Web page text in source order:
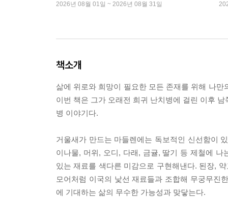
2026년 08월 01일 ~ 2026년 08월 31일
책소개
삶에 위로와 희망이 필요한 모든 존재를 위해 나
이번 책은 그가 오래전 희귀 난치병에 걸린 이후
병 이야기다.
거울새가 만드는 마들렌에는 독보적인 신선함이
이나물, 머위, 오디, 다래, 금귤, 딸기 등 제철에
있는 재료를 색다른 미감으로 구현해낸다. 된장,
모어처럼 이국의 낯선 재료들과 조합해 무궁무진
에 기대하는 삶의 무수한 가능성과 맞닿는다.